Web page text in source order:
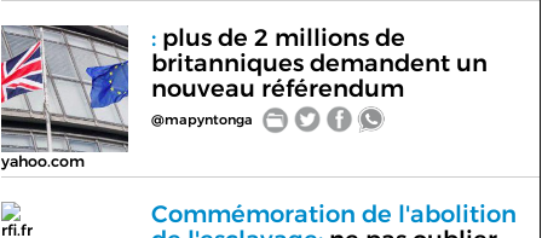
yahoo.com
:plus de 2 millions de
britanniques demandent un
nouveau référendum
@mapyntonga
rfi.fr
Commémoration de l'abolition